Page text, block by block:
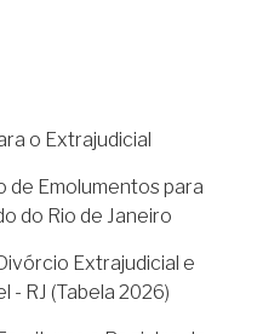
o Extrajudicial
de Emolumentos para
do Rio de Janeiro
Extrajudicial e
- RJ (Tabela 2026)